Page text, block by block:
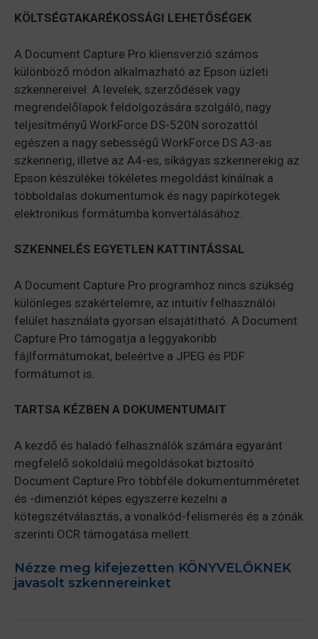
KÖLTSÉGTAKARÉKOSSÁGI LEHETŐSÉGEK
A Document Capture Pro kliensverzió számos
különböző módon alkalmazható az Epson üzleti
szkennereivel. A levelek, szerződések vagy
megrendelőlapok feldolgozására szolgáló, nagy
teljesítményű WorkForce DS-520N sorozattól
egészen a nagy sebességű WorkForce DS A3-as
szkennerig, illetve az A4-es, síkágyas szkennerekig az
Epson készülékei tökéletes megoldást kínálnak a
többoldalas dokumentumok és nagy papírkötegek
elektronikus formátumba konvertálásához.
SZKENNELÉS EGYETLEN KATTINTÁSSAL
A Document Capture Pro programhoz nincs szükség
különleges szakértelemre, az intuitív felhasználói
felület használata gyorsan elsajátítható. A Document
Capture Pro támogatja a leggyakoribb
fájlformátumokat, beleértve a JPEG és PDF
formátumot is.
TARTSA KÉZBEN A DOKUMENTUMAIT
A kezdő és haladó felhasználók számára egyaránt
megfelelő sokoldalú megoldásokat biztosító
Document Capture Pro többféle dokumentumméretet
és -dimenziót képes egyszerre kezelni a
kötegszétválasztás, a vonalkód-felismerés és a zónák
szerinti OCR támogatása mellett.
Nézze meg kifejezetten KÖNYVELŐKNEK
javasolt szkennereinket